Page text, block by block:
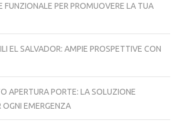
FUNZIONALE PER PROMUOVERE LA TUA
EL SALVADOR: AMPIE PROSPETTIVE CON
APERTURA PORTE: LA SOLUZIONE
OGNI EMERGENZA